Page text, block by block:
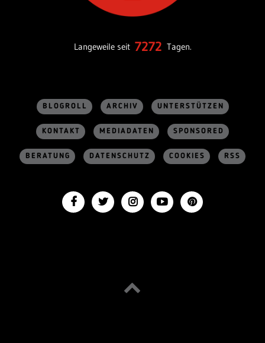
Langeweile seit 7272 Tagen.
BLOGROLL ARCHIV UNTERSTÜTZEN
KONTAKT MEDIADATEN SPONSORED
BERATUNG DATENSCHUTZ COOKIES RSS